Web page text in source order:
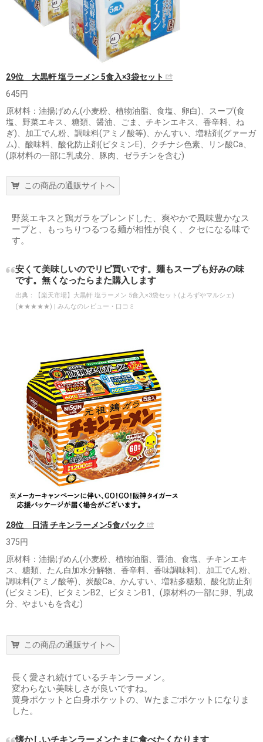
29位 大黒軒 塩ラーメン 5食入×3袋セット
645円
原材料：油揚げめん(小麦粉、植物油脂、食塩、卵白)、スープ(食
塩、野菜エキス、糖類、醤油、ごま、チキンエキス、香辛料、ね
ぎ)、加工でん粉、調味料(アミノ酸等)、かんすい、増粘剤(グァーガ
ム)、酸味料、酸化防止剤(ビタミンE)、クチナシ色素、リン酸Ca、
(原材料の一部に乳成分、豚肉、ゼラチンを含む)
この商品の通販サイトへ
野菜エキスと鶏ガラをブレンドした、爽やかで風味豊かなス
ープと、もっちりつるつる麺が相性が良く、クセになる味で
す。
安くて美味しいのでリピ買いです。麺もスープも好みの味
です。無くなったらまた購入します
出典：
【楽天市場】大黒軒 塩ラーメン 5食入×3袋セット(よろずやマルシェ)
(★★★★★) | みんなのレビュー・口コミ
28位 日清 チキンラーメン5食パック
375円
原材料：油揚げめん(小麦粉、植物油脂、醤油、食塩、チキンエキ
ス、糖類、たん白加水分解物、香辛料、香味調味料)、加工でん粉、
調味料(アミノ酸等)、炭酸Ca、かんすい、増粘多糖類、酸化防止剤
(ビタミンE)、ビタミンB2、ビタミンB1、(原材料の一部に卵、乳成
分、やまいもを含む)
この商品の通販サイトへ
長く愛され続けているチキンラーメン。
変わらない美味しさが良いですね。
黄身ポケットと白身ポケットの、Ｗたまごポケットになりま
した。
懐かしいチキンラーメンたまに食べたくなります